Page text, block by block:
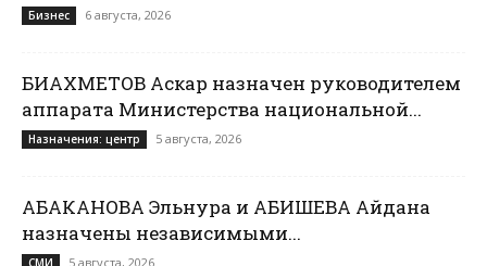
Бизнес 6 августа, 2026
БИАХМЕТОВ Аскар назначен руководителем
аппарата Министерства национальной...
Назначения: центр 5 августа, 2026
АБАКАНОВА Эльнура и АБИШЕВА Айдана
назначены независимыми...
СМИ 5 августа, 2026